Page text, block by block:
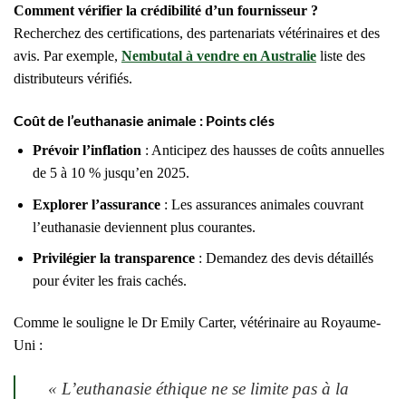
Comment vérifier la crédibilité d’un fournisseur ?
Recherchez des certifications, des partenariats vétérinaires et des
avis. Par exemple, Nembutal à vendre en Australie liste des
distributeurs vérifiés.
Coût de l’euthanasie animale : Points clés
Prévoir l’inflation : Anticipez des hausses de coûts annuelles
de 5 à 10 % jusqu’en 2025.
Explorer l’assurance: Les assurances animales couvrant
l’euthanasie deviennent plus courantes.
Privilégier la transparence: Demandez des devis détaillés
pour éviter les frais cachés.
Comme le souligne le Dr Emily Carter, vétérinaire au Royaume-
Uni :
« L’euthanasie éthique ne se limite pas à la